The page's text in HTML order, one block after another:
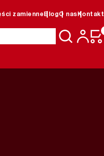
zamienne BlogO nas Kontakt